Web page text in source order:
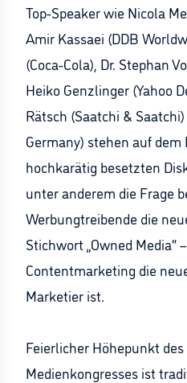
Top-Speaker wie Nicola
Amir Kassaei (DDB
(Coca-Cola), Dr. Stephan
Heiko Genzlinger (Yahoo
Rätsch (Saatchi &
Germany) stehen auf dem
hochkarätig besetzten
unter anderem die Frage
Werbungtreibende die
Stichwort „Owned Media“
Contentmarketing die
Marketier ist.
Feierlicher Höhepunkt
Medienkongresses ist